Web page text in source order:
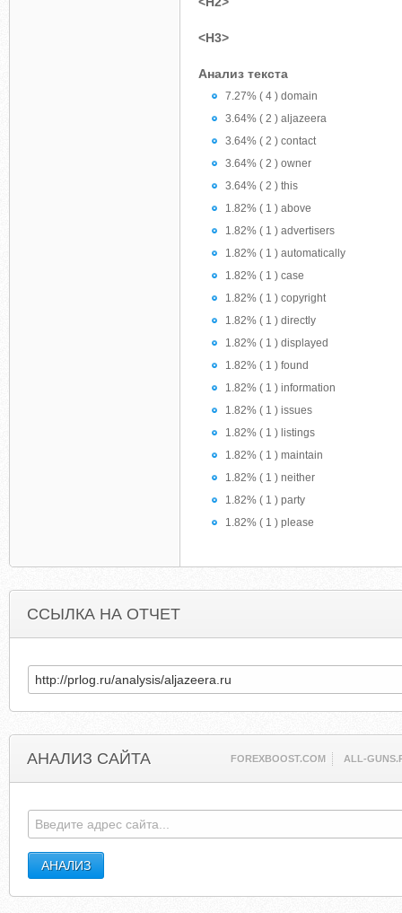
<H3>
Анализ текста
7.27% ( 4 ) domain
3.64% ( 2 ) aljazeera
3.64% ( 2 ) contact
3.64% ( 2 ) owner
3.64% ( 2 ) this
1.82% ( 1 ) above
1.82% ( 1 ) advertisers
1.82% ( 1 ) automatically
1.82% ( 1 ) case
1.82% ( 1 ) copyright
1.82% ( 1 ) directly
1.82% ( 1 ) displayed
1.82% ( 1 ) found
1.82% ( 1 ) information
1.82% ( 1 ) issues
1.82% ( 1 ) listings
1.82% ( 1 ) maintain
1.82% ( 1 ) neither
1.82% ( 1 ) party
1.82% ( 1 ) please
ССЫЛКА НА ОТЧЕТ
АНАЛИЗ САЙТА FOREXBOOST.COM ALL-